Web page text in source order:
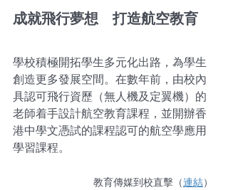
成就飛行夢想　打造航空教育
學校積極開拓學生多元化出路，為學生
創造更多發展空間。在數年前，由校內
具認可飛行資歷（無人機及定翼機）的
老師着手設計航空教育課程，並開辦香
港中學文憑試的課程認可的航空學應用
學習課程。
教育傳媒到校直擊（連結）